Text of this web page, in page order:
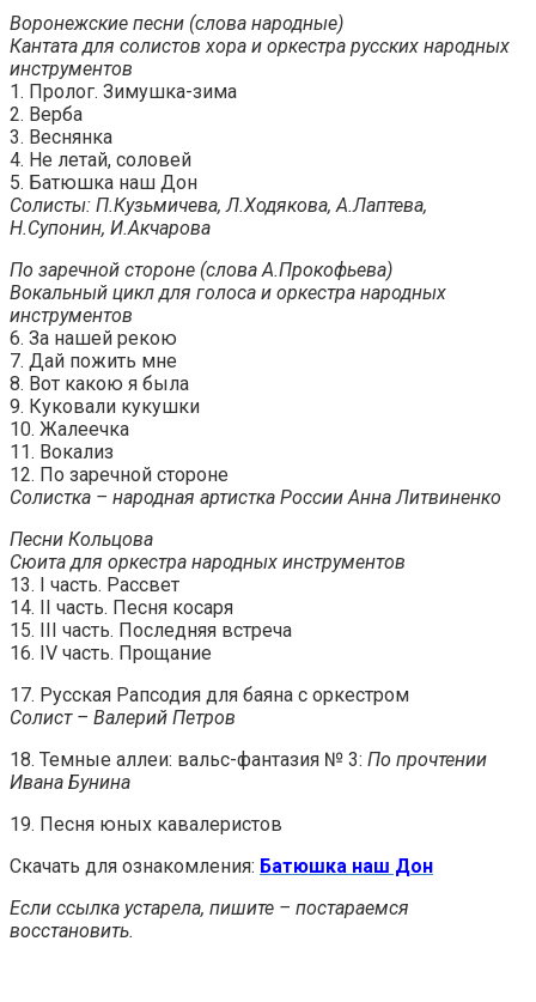
Воронежские песни (слова народные)
Кантата для солистов хора и оркестра русских народных
инструментов
1. Пролог. Зимушка-зима
2. Верба
3. Веснянка
4. Не летай, соловей
5. Батюшка наш Дон
Солисты: П.Кузьмичева, Л.Ходякова, А.Лаптева,
Н.Супонин, И.Акчарова
По заречной стороне (слова А.Прокофьева)
Вокальный цикл для голоса и оркестра народных
инструментов
6. За нашей рекою
7. Дай пожить мне
8. Вот какою я была
9. Куковали кукушки
10. Жалеечка
11. Вокализ
12. По заречной стороне
Солистка – народная артистка России Анна Литвиненко
Песни Кольцова
Сюита для оркестра народных инструментов
13. I часть. Рассвет
14. II часть. Песня косаря
15. III часть. Последняя встреча
16. IV часть. Прощание
17. Русская Рапсодия для баяна с оркестром
Солист – Валерий Петров
18. Темные аллеи: вальс-фантазия № 3: По прочтении
Ивана Бунина
19. Песня юных кавалеристов
Скачать для ознакомления: Батюшка наш Дон
Если ссылка устарела, пишите – постараемся
восстановить.